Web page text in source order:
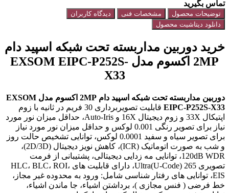
تماس بگیرید
توضیحات محصول مشخصات فنی
دیدگاه کاربران
دانلود دیتاشیت محصول
خرید دوربین مداربسته تحت شبکه اسپید دام
2MP اکسوم مدل EXSOM EIPC-P252S-
X33
دوربین مداربسته تحت شبکه اسپید دام 2MP اکسوم مدل EXSOM
EIPC-P252S-X33
قابلیت تصویربرداری 30 فریم در ثانیه با زوم
اپتیکال 33X و زوم دیجیتال 16X و Auto-Iris، حداقل میزان نور مورد
نیاز برای تصویر رنگی 0.001 لوکس و حداقل میزان نور مورد نیاز
برای تصویر سیاه و سفید 0.0001 لوکس، توانایی تشخیص حالت روز
و شب به صورت اتوماتیک (ICR)، کاهش نویز دیجیتال (2D/3D)،
120dB WDR، توانایی مه زدایی دیجیتالی، پشتیبانی از فرمت
تصویری 265 Ultra(U-Code)، دارای قابلیت های HLC، BLC، ROI،
EIS، توانایی های رفتار شناسی شامل: ورود به محدوده غیر مجاز،
خط فرضی ( فنس مجازی )، برداشتن اشیاء، جا ماندن اشیاء،